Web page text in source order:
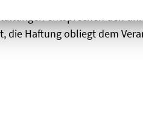
entsprechen den
die Haftung obliegt dem
neu laden